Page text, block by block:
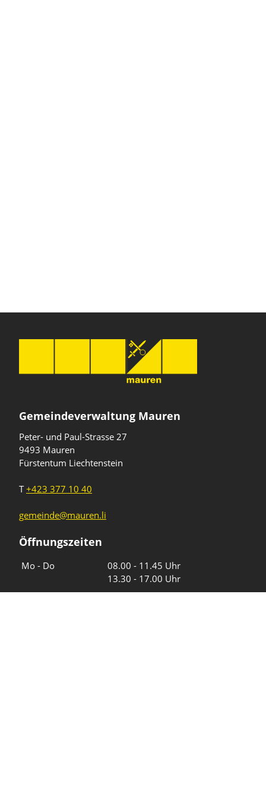
Gemeindeverwaltung Mauren
Peter- und Paul-Strasse 27
9493 Mauren
Fürstentum Liechtenstein
T+423 377 10 40
gemeinde@mauren.li
Öffnungszeiten
Mo - Do
08.00 - 11.45 Uhr
13.30 - 17.00 Uhr